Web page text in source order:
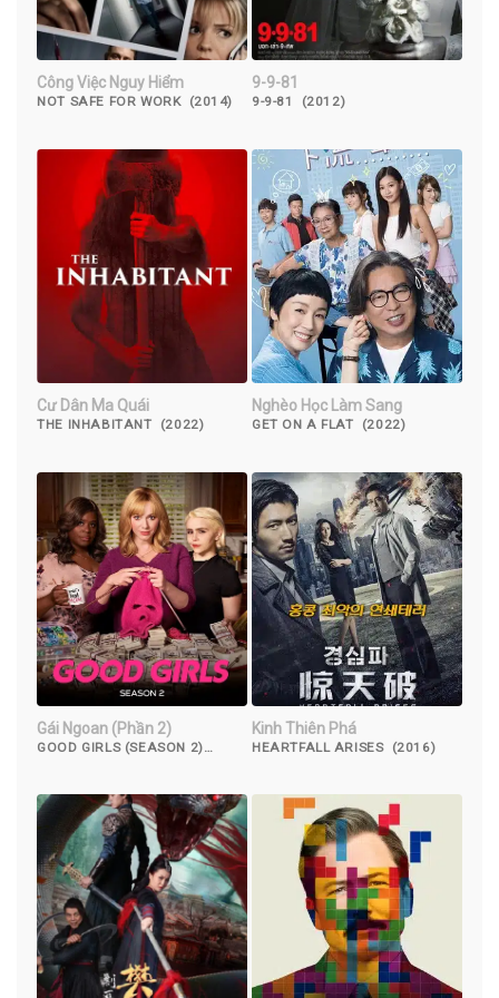
Công Việc Nguy Hiểm
NOT SAFE FOR WORK (2014)
9-9-81
9-9-81 (2012)
Cư Dân Ma Quái
THE INHABITANT (2022)
Nghèo Học Làm Sang
GET ON A FLAT (2022)
Gái Ngoan (Phần 2)
GOOD GIRLS (SEASON 2)
Kinh Thiên Phá
HEARTFALL ARISES (2016)